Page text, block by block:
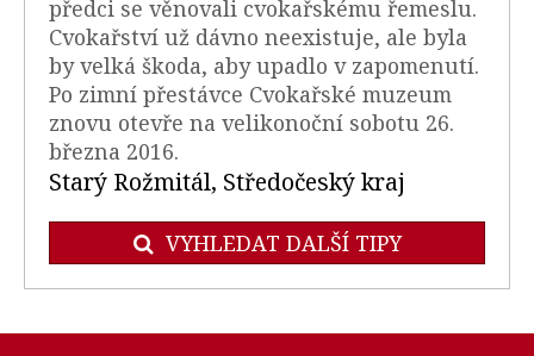
předci se věnovali cvokařskému řemeslu.
Cvokařství už dávno neexistuje, ale byla
by velká škoda, aby upadlo v zapomenutí.
Po zimní přestávce Cvokařské muzeum
znovu otevře na velikonoční sobotu 26.
března 2016.
Starý Rožmitál, Středočeský kraj
VYHLEDAT DALŠÍ TIPY